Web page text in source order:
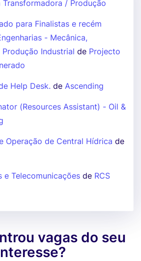
Transformadora / Produção
para Finalistas e recém
- Mecânica,
Industrial de Projecto
Help Desk. de Ascending
(Resources Assistant) - Oil &
Operação de Central Hídrica de
e Telecomunicações de RCS
vagas do seu